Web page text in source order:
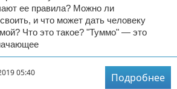
ее правила? Можно ли
и что может дать человеку
Что это такое? "Туммо" — это
05:40
Подробнее